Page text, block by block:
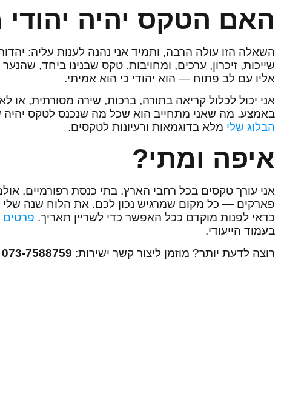
האם הטקס יהיה
השאלה הזו עולה הרבה, ותמיד אני נהנה לענות עליה:
שייכות, זיכרון, ערכים, ומחויבות. טקס שבנינו ביחד,
אליו עם לב פתוח — הוא יהודי כי הוא אמיתי.
אני יכול לכלול קריאה בתורה, ברכות, שירה מסורתית, או
באמצע. מה שאני מתחייב הוא שכל מה שנכנס לטקס יהיה
הבלוג שלי מלא בדוגמאות ורעיונות לטקסים.
איפה ומתי?
אני עורך טקסים בכל רחבי הארץ. בתי כנסת רפורמיים,
פארקים — כל מקום שמרגיש נכון לכם. את הלוח שנה שלי
כדאי לפנות מוקדם ככל האפשר כדי לשריין תאריך. פרטים
בעמוד הייעודי.
רוצה לדעת יותר? מוזמן ליצור קשר ישירות: 073-7588759